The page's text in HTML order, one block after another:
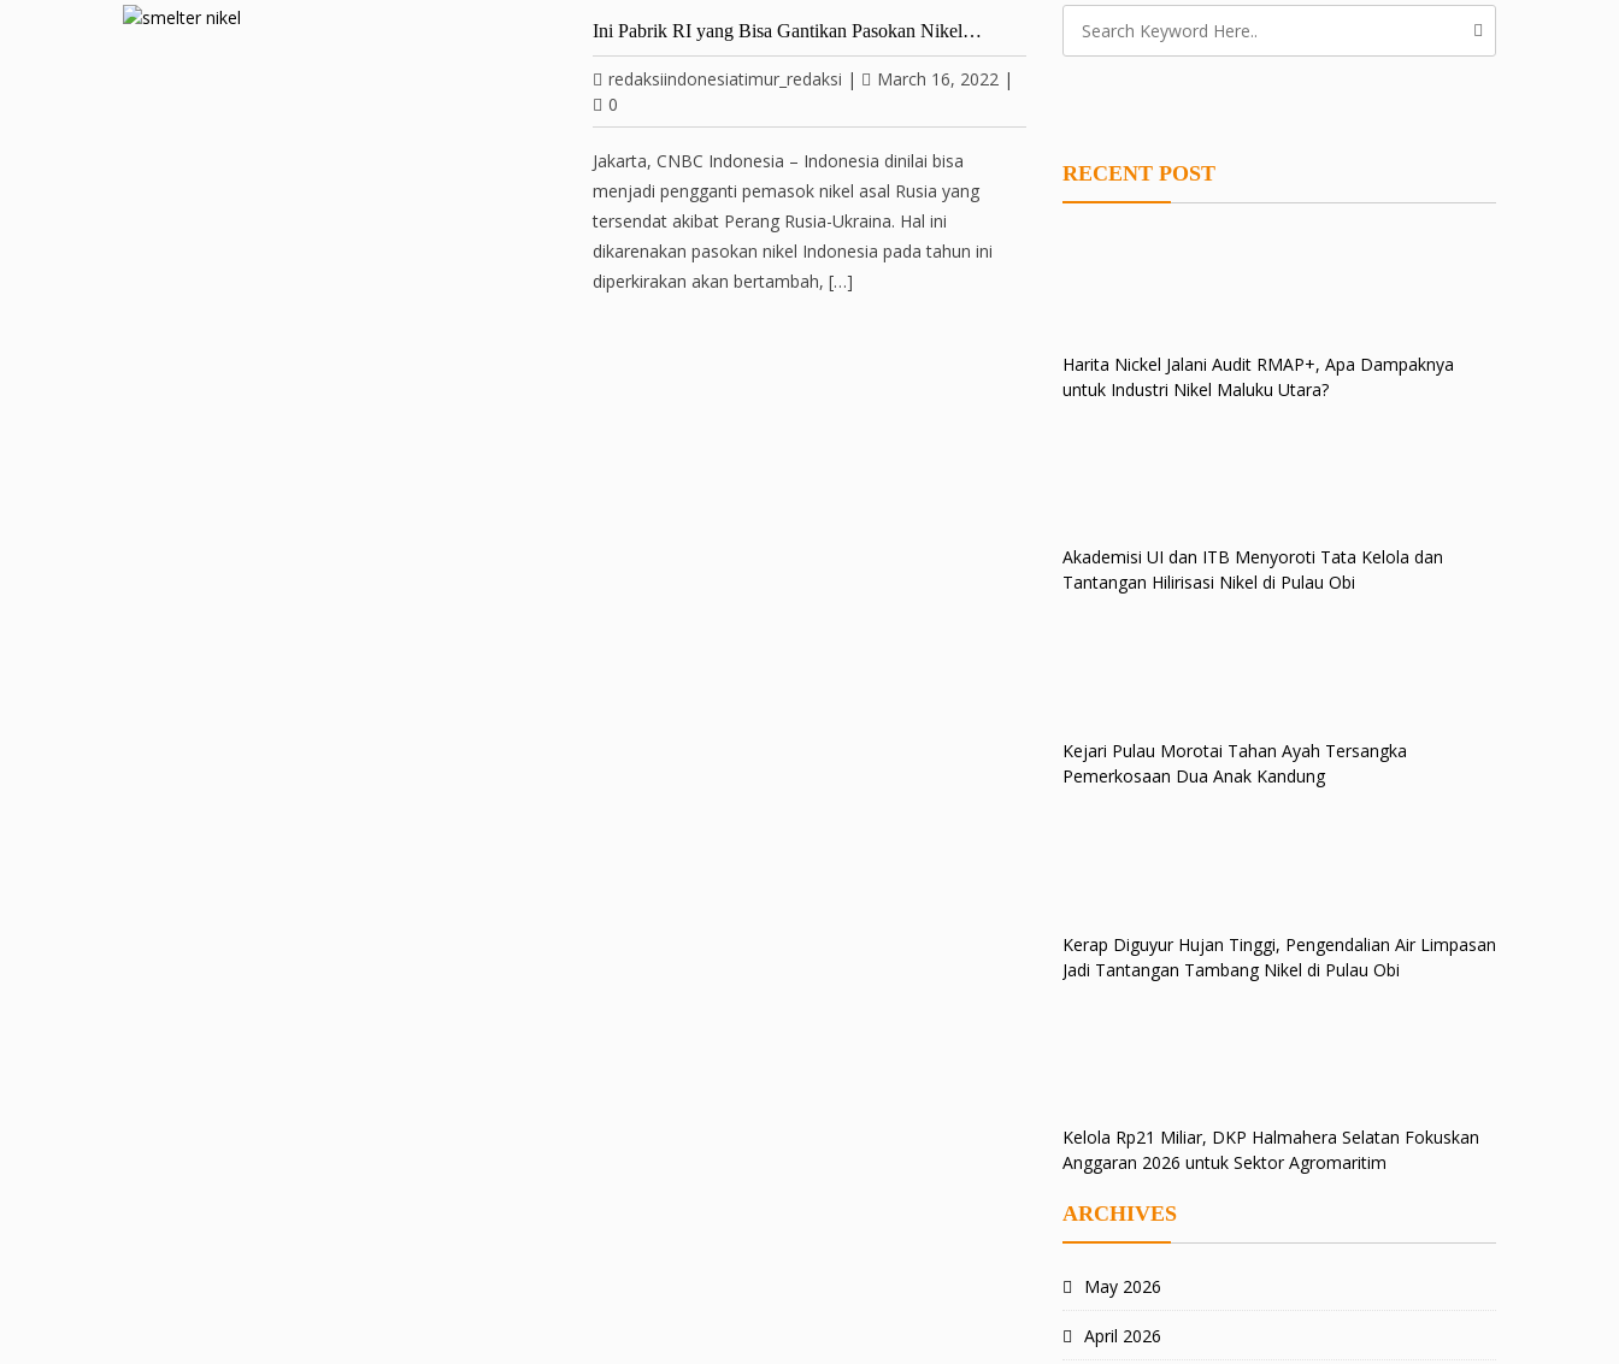
Ini Pabrik RI yang Bisa Gantikan Pasokan Nikel…
redaksiindonesiatimur_redaksi | March 16, 2022 |
0
Jakarta, CNBC Indonesia – Indonesia dinilai bisa
menjadi pengganti pemasok nikel asal Rusia yang
tersendat akibat Perang Rusia-Ukraina. Hal ini
dikarenakan pasokan nikel Indonesia pada tahun ini
diperkirakan akan bertambah, […]
RECENT POST
Harita Nickel Jalani Audit RMAP+, Apa Dampaknya
untuk Industri Nikel Maluku Utara?
Akademisi UI dan ITB Menyoroti Tata Kelola dan
Tantangan Hilirisasi Nikel di Pulau Obi
Kejari Pulau Morotai Tahan Ayah Tersangka
Pemerkosaan Dua Anak Kandung
Kerap Diguyur Hujan Tinggi, Pengendalian Air Limpasan
Jadi Tantangan Tambang Nikel di Pulau Obi
Kelola Rp21 Miliar, DKP Halmahera Selatan Fokuskan
Anggaran 2026 untuk Sektor Agromaritim
ARCHIVES
May 2026
April 2026